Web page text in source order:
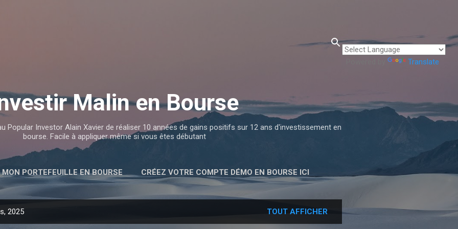
Translate
Malin en Bourse
Popular Investor Alain Xavier de réaliser 10 années de gains positifs sur 12 ans d'investissement en
bourse. Facile à appliquer même si vous êtes débutant
PORTEFEUILLE EN BOURSE CRÉEZ VOTRE COMPTE DÉMO EN BOURSE ICI
2025 TOUT AFFICHER